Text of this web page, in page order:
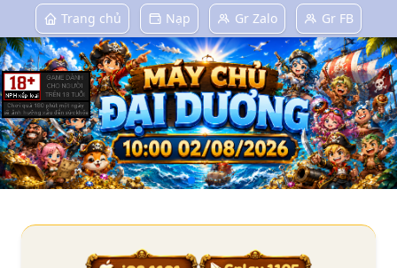
Trang chủ Nạp Gr Zalo Gr FB
Tải Game Làng Hải Tặc Chính Thức